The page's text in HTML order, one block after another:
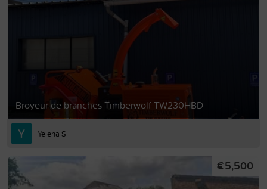
Broyeur de branches Timberwolf TW230HBD
Yelena S
€5,500